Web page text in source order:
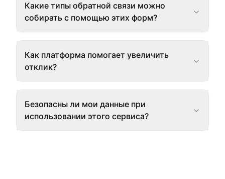
Какие типы обратной связи можно
собирать с помощью этих форм?
Как платформа помогает увеличить
отклик?
Безопасны ли мои данные при
использовании этого сервиса?